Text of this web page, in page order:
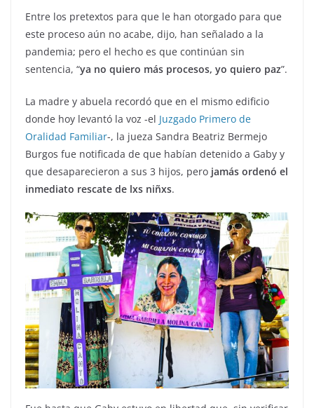
Entre los pretextos para que le han otorgado para que
este proceso aún no acabe, dijo, han señalado a la
pandemia; pero el hecho es que continúan sin
sentencia, “ya no quiero más procesos, yo quiero paz”.
La madre y abuela recordó que en el mismo edificio
donde hoy levantó la voz -el Juzgado Primero de
Oralidad Familiar-, la jueza Sandra Beatriz Bermejo
Burgos fue notificada de que habían detenido a Gaby y
que desaparecieron a sus 3 hijos, pero jamás ordenó el
inmediato rescate de lxs niñxs.